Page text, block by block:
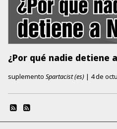
¿Por qué nadie detiene
suplemento Spartacist (es) | 4 de